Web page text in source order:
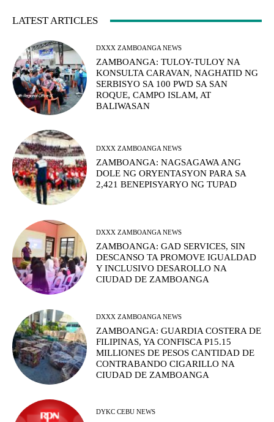
LATEST ARTICLES
DXXX ZAMBOANGA NEWS
ZAMBOANGA: TULOY-TULOY NA
KONSULTA CARAVAN, NAGHATID NG
SERBISYO SA 100 PWD SA SAN
ROQUE, CAMPO ISLAM, AT
BALIWASAN
DXXX ZAMBOANGA NEWS
ZAMBOANGA: NAGSAGAWA ANG
DOLE NG ORYENTASYON PARA SA
2,421 BENEPISYARYO NG TUPAD
DXXX ZAMBOANGA NEWS
ZAMBOANGA: GAD SERVICES, SIN
DESCANSO TA PROMOVE IGUALDAD
Y INCLUSIVO DESAROLLO NA
CIUDAD DE ZAMBOANGA
DXXX ZAMBOANGA NEWS
ZAMBOANGA: GUARDIA COSTERA DE
FILIPINAS, YA CONFISCA P15.15
MILLIONES DE PESOS CANTIDAD DE
CONTRABANDO CIGARILLO NA
CIUDAD DE ZAMBOANGA
DYKC CEBU NEWS